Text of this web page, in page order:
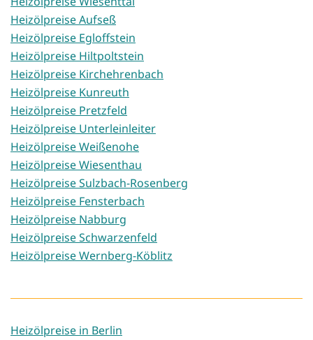
Heizölpreise Aufseß
Heizölpreise Egloffstein
Heizölpreise Hiltpoltstein
Heizölpreise Kirchehrenbach
Heizölpreise Kunreuth
Heizölpreise Pretzfeld
Heizölpreise Unterleinleiter
Heizölpreise Weißenohe
Heizölpreise Wiesenthau
Heizölpreise Sulzbach-Rosenberg
Heizölpreise Fensterbach
Heizölpreise Nabburg
Heizölpreise Schwarzenfeld
Heizölpreise Wernberg-Köblitz
Heizölpreise in Berlin